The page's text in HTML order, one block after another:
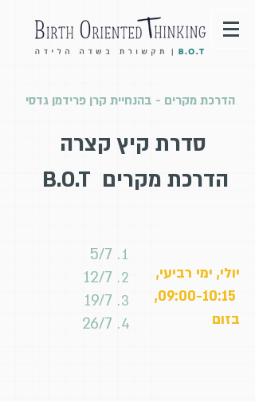
הדרכת מקרים - בהנחיית קרן פרידמן גדסי
5/7
12/7
19/7
26/7
יולי, ימי רביעי,
09:00-10:15,
בזום
סדרת קיץ קצרה
הדרכת מקרים B.O.T